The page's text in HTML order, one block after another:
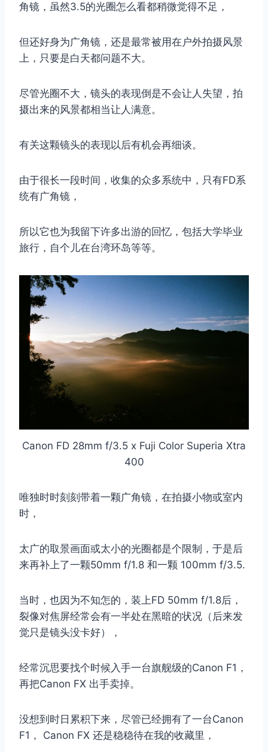
角镜，虽然3.5的光圈怎么看都稍微觉得不足，
但还好身为广角镜，还是最常被用在户外拍摄风景
上，只要是白天都问题不大。
尽管光圈不大，镜头的表现倒是不会让人失望，拍
摄出来的风景都相当让人满意。
有关这颗镜头的表现以后有机会再细谈。
由于很长一段时间，收集的众多系统中，只有FD系
统有广角镜，
所以它也为我留下许多出游的回忆，包括大学毕业
旅行，自个儿在台湾环岛等等。
Canon FD 28mm f/3.5 x Fuji Color Superia Xtra
400
唯独时时刻刻带着一颗广角镜，在拍摄小物或室内
时，
太广的取景画面或太小的光圈都是个限制，于是后
来再补上了一颗50mm f/1.8 和一颗 100mm f/3.5.
当时，也因为不知怎的，装上FD 50mm f/1.8后，
裂像对焦屏经常会有一半处在黑暗的状况（后来发
觉只是镜头没卡好），
经常沉思要找个时候入手一台旗舰级的Canon F1，
再把Canon FX 出手卖掉。
没想到时日累积下来，尽管已经拥有了一台Canon
F1， Canon FX 还是稳稳待在我的收藏里，
取消 搜索